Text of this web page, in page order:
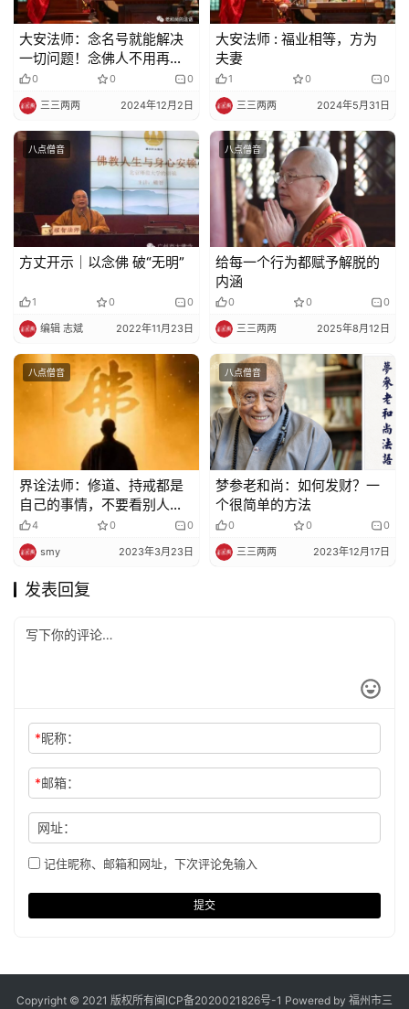
大安法师：念名号就能解决
一切问题！念佛人不用再搞
其他的
0 0 0
三三两两 2024年12月2日
大安法师 : 福业相等，方为
夫妻
1 0 0
三三两两 2024年5月31日
八点僧音
方丈开示｜以念佛 破“无明”
1 0 0
编辑 志斌 2022年11月23日
八点僧音
给每一个行为都赋予解脱的
内涵
0 0 0
三三两两 2025年8月12日
八点僧音
界诠法师：修道、持戒都是
自己的事情，不要看别人修
行不修行
4 0 0
smy 2023年3月23日
八点僧音
梦参老和尚：如何发财？一
个很简单的方法
0 0 0
三三两两 2023年12月17日
发表回复
*昵称：
*邮箱：
网址：
记住昵称、邮箱和网址，下次评论免输入
提交
Copyright © 2021 版权所有闽ICP备2020021826号-1 Powered by 福州市三